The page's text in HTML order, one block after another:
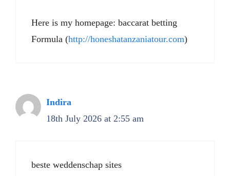
Here is my homepage: baccarat betting
Formula (http://honeshatanzaniatour.com)
Indira
18th July 2026 at 2:55 am
beste weddenschap sites